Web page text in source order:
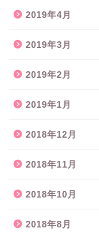
2019年4月
2019年3月
2019年2月
2019年1月
2018年12月
2018年11月
2018年10月
2018年8月